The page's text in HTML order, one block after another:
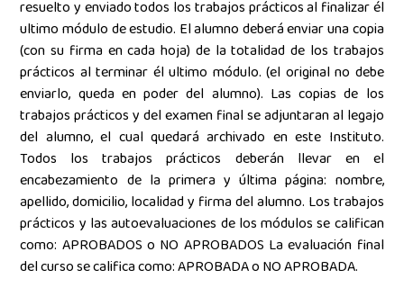
resuelto y enviado todos los trabajos prácticos al finalizar él
ultimo módulo de estudio. El alumno deberá enviar una copia
(con su firma en cada hoja) de la totalidad de los trabajos
prácticos al terminar él ultimo módulo. (el original no debe
enviarlo, queda en poder del alumno). Las copias de los
trabajos prácticos y del examen final se adjuntaran al legajo
del alumno, el cual quedará archivado en este Instituto.
Todos los trabajos prácticos deberán llevar en el
encabezamiento de la primera y última página: nombre,
apellido, domicilio, localidad y firma del alumno. Los trabajos
prácticos y las autoevaluaciones de los módulos se califican
como: APROBADOS o NO APROBADOS La evaluación final
del curso se califica como: APROBADA o NO APROBADA.